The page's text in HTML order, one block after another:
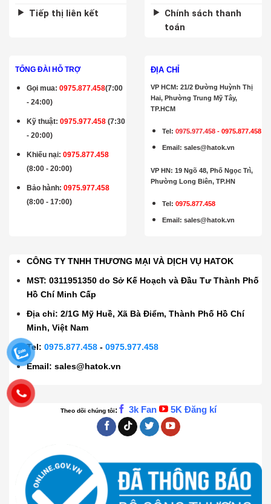
Tiếp thị liên kết
Chính sách thanh
toán
TỔNG ĐÀI HỖ TRỢ
Gọi mua:0975.877.458(7:00
- 24:00)
Kỹ thuật:0975.977.458 (7:30
- 20:00)
Khiếu nại: 0975.877.458
(8:00 - 20:00)
Bảo hành:0975.977.458
(8:00 - 17:00)
ĐỊA CHỈ
VP HCM: 21/2 Đường Huỳnh Thị
Hai, Phường Trung Mỹ Tây,
TP.HCM
Tel:0975.977.458 -0975.877.458
Email :sales@hatok.vn
VP HN: 19 Ngõ 48, Phố Ngọc Trì,
Phường Long Biên, TP.HN
Tel: 0975.877.458
Email:sales@hatok.vn
CÔNG TY TNHH THƯƠNG MẠI VÀ DỊCH VỤ HATOK
MST: 0311951350 do Sở Kế Hoạch và Đầu Tư Thành Phố
Hồ Chí Minh Cấp
Địa chỉ: 2/1G Mỹ Huề, Xã Bà Điểm, Thành Phố Hồ Chí
Minh, Việt Nam
Tel:0975.877.458 -0975.977.458
Email:sales@hatok.vn
Theo dõi chúng tôi: 3k Fan 5K Đăng kí